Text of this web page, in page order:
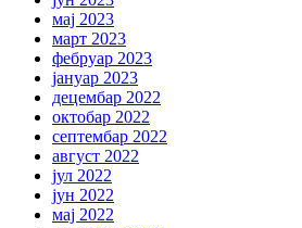
мај 2023
март 2023
фебруар 2023
јануар 2023
децембар 2022
октобар 2022
септембар 2022
август 2022
јул 2022
јун 2022
мај 2022